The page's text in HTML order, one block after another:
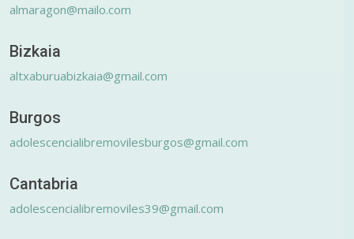
almaragon@mailo.com
Bizkaia
altxaburuabizkaia@gmail.com
Burgos
adolescencialibremovilesburgos@gmail.com
Cantabria
adolescencialibremoviles39@gmail.com